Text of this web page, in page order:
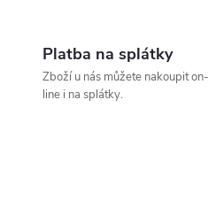
Platba na splátky
Zboží u nás můžete nakoupit on-
line i na splátky.